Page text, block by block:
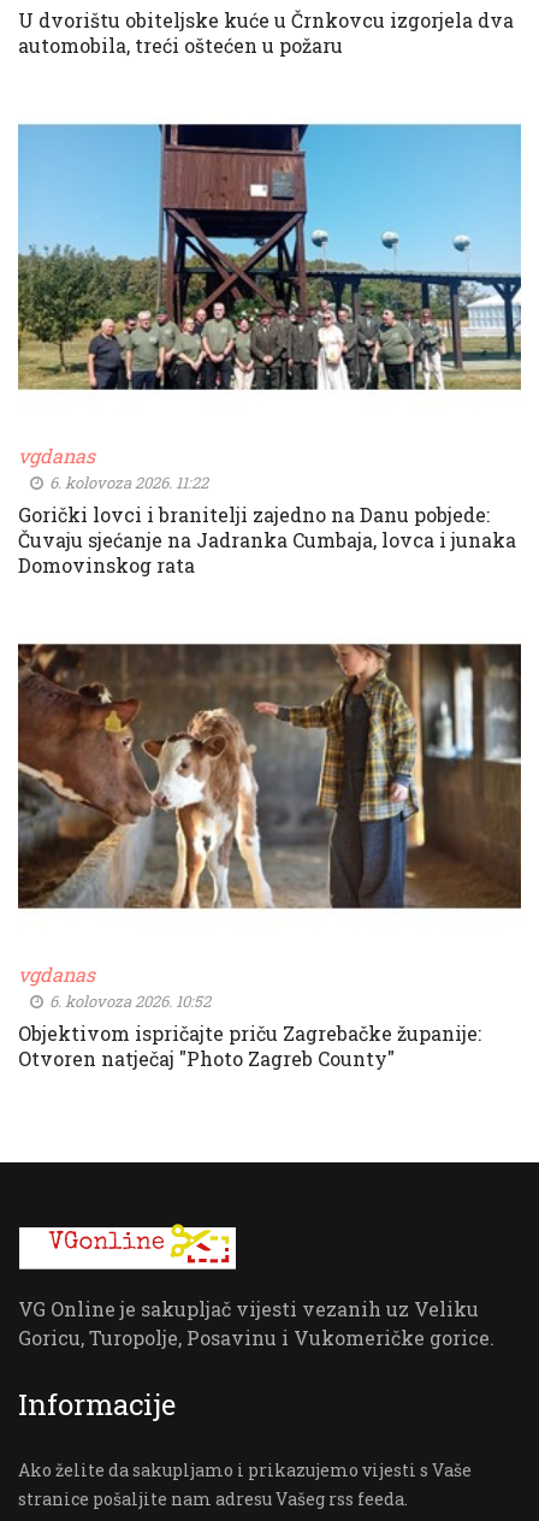
U dvorištu obiteljske kuće u Črnkovcu izgorjela dva
automobila, treći oštećen u požaru
vgdanas
6. kolovoza 2026. 11:22
Gorički lovci i branitelji zajedno na Danu pobjede:
Čuvaju sjećanje na Jadranka Cumbaja, lovca i junaka
Domovinskog rata
vgdanas
6. kolovoza 2026. 10:52
Objektivom ispričajte priču Zagrebačke županije:
Otvoren natječaj "Photo Zagreb County"
VG Online je sakupljač vijesti vezanih uz Veliku
Goricu, Turopolje, Posavinu i Vukomeričke gorice.
Informacije
Ako želite da sakupljamo i prikazujemo vijesti s Vaše
stranice pošaljite nam adresu Vašeg rss feeda.